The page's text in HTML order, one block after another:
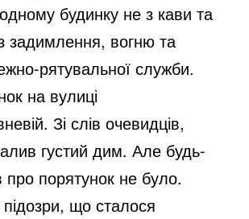
будинку не з кави та
задимлення, вогню та
рятувальної служби.
на вулиці
Зі слів очевидців,
густий дим. Але будь-
про порятунок не було.
що сталося